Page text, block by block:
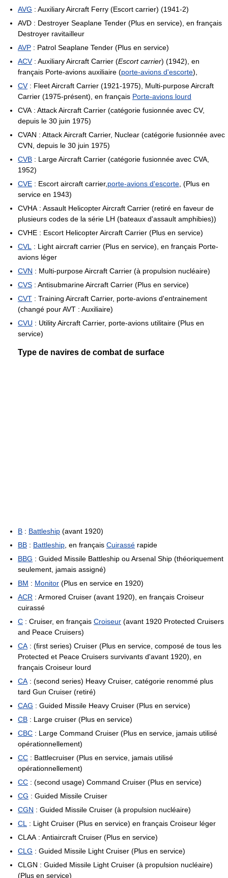
AVG : Auxiliary Aircraft Ferry (Escort carrier) (1941-2)
AVD : Destroyer Seaplane Tender (Plus en service), en français
Destroyer ravitailleur
AVP : Patrol Seaplane Tender (Plus en service)
ACV: Auxiliary Aircraft Carrier (Escort carrier) (1942), en
français Porte-avions auxiliaire (porte-avions d'escorte),
CV: Fleet Aircraft Carrier (1921-1975), Multi-purpose Aircraft
Carrier (1975-présent), en français Porte-avions lourd
CVA : Attack Aircraft Carrier (catégorie fusionnée avec CV,
depuis le 30 juin 1975)
CVAN : Attack Aircraft Carrier, Nuclear (catégorie fusionnée avec
CVN, depuis le 30 juin 1975)
CVB : Large Aircraft Carrier (catégorie fusionnée avec CVA,
1952)
CVE : Escort aircraft carrier, porte-avions d'escorte , (Plus en
service en 1943)
CVHA : Assault Helicopter Aircraft Carrier (retiré en faveur de
plusieurs codes de la série LH (bateaux d'assault amphibies))
CVHE : Escort Helicopter Aircraft Carrier (Plus en service)
CVL
: Light aircraft carrier (Plus en service), en français Porte-
avions léger
CVN : Multi-purpose Aircraft Carrier (à propulsion nucléaire)
CVS : Antisubmarine Aircraft Carrier (Plus en service)
CVT : Training Aircraft Carrier, porte-avions d'entrainement
(changé pour AVT : Auxiliaire)
CVU : Utility Aircraft Carrier, porte-avions utilitaire (Plus en
service)
Type de navires de combat de surface
B : Battleship (avant 1920)
BB : Battleship , en français Cuirassé rapide
BBG : Guided Missile Battleship ou Arsenal Ship (théoriquement
seulement, jamais assigné)
BM : Monitor (Plus en service en 1920)
ACR : Armored Cruiser (avant 1920), en français Croiseur
cuirassé
C : Cruiser, en français Croiseur (avant 1920 Protected Cruisers
and Peace Cruisers)
CA : (first series) Cruiser (Plus en service, composé de tous les
Protected et Peace Cruisers survivants d'avant 1920), en
français Croiseur lourd
CA : (second series) Heavy Cruiser, catégorie renommé plus
tard Gun Cruiser (retiré)
CAG : Guided Missile Heavy Cruiser (Plus en service)
CB : Large cruiser (Plus en service)
CBC : Large Command Cruiser (Plus en service, jamais utilisé
opérationnellement)
CC : Battlecruiser (Plus en service, jamais utilisé
opérationnellement)
CC : (second usage) Command Cruiser (Plus en service)
CG : Guided Missile Cruiser
CGN : Guided Missile Cruiser (à propulsion nucléaire)
CL
: Light Cruiser (Plus en service) en français Croiseur léger
CLAA : Antiaircraft Cruiser (Plus en service)
CLG : Guided Missile Light Cruiser (Plus en service)
CLGN : Guided Missile Light Cruiser (à propulsion nucléaire)
(Plus en service)